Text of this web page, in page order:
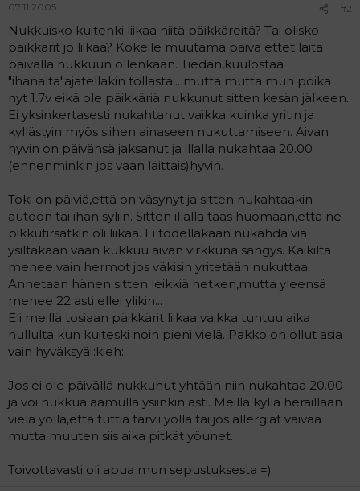
07.11.2005 #2
Nukkuisko kuitenki liikaa niitä päikkäreitä? Tai olisko
päikkärit jo liikaa? Kokeile muutama päivä ettet laita
päivällä nukkuun ollenkaan. Tiedän,kuulostaa
"ihanalta"ajatellakin tollasta... mutta mutta mun poika
nyt 1.7v eikä ole päikkäriä nukkunut sitten kesän jälkeen.
Ei yksinkertasesti nukahtanut vaikka kuinka yritin ja
kyllästyin myös siihen ainaseen nukuttamiseen. Aivan
hyvin on päivänsä jaksanut ja illalla nukahtaa 20.00
(ennenminkin jos vaan laittais)hyvin.
Toki on päiviä,että on väsynyt ja sitten nukahtaakin
autoon tai ihan syliin. Sitten illalla taas huomaan,että ne
pikkutirsatkin oli liikaa. Ei todellakaan nukahda viä
ysiltäkään vaan kukkuu aivan virkkuna sängys. Kaikilta
menee vain hermot jos väkisin yritetään nukuttaa.
Annetaan hänen sitten leikkiä hetken,mutta yleensä
menee 22 asti ellei ylikin...
Eli meillä tosiaan päikkärit liikaa vaikka tuntuu aika
hullulta kun kuiteski noin pieni vielä. Pakko on ollut asia
vain hyväksyä :kieh:
Jos ei ole päivällä nukkunut yhtään niin nukahtaa 20.00
ja voi nukkua aamulla ysiinkin asti. Meillä kyllä heräillään
vielä yöllä,että tuttia tarvii yöllä tai jos allergiat vaivaa
mutta muuten siis aika pitkät yöunet.
Toivottavasti oli apua mun sepustuksesta =)